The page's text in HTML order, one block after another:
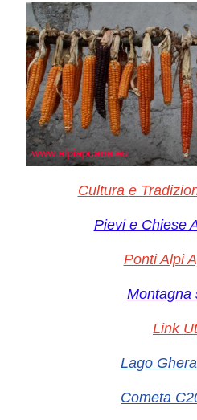
Cultura e
Pievi e Chiese
Ponti Alpi
Montagna
Link
Lago
Cometa